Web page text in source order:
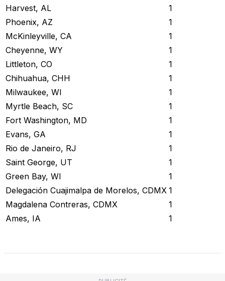
Harvest, AL
1
Phoenix, AZ
1
McKinleyville, CA
1
Cheyenne, WY
1
Littleton, CO
1
Chihuahua, CHH
1
Milwaukee, WI
1
Myrtle Beach, SC
1
Fort Washington, MD
1
Evans, GA
1
Rio de Janeiro, RJ
1
Saint George, UT
1
Green Bay, WI
1
Delegación Cuajimalpa de Morelos, CDMX 1
Magdalena Contreras, CDMX
1
Ames, IA
1